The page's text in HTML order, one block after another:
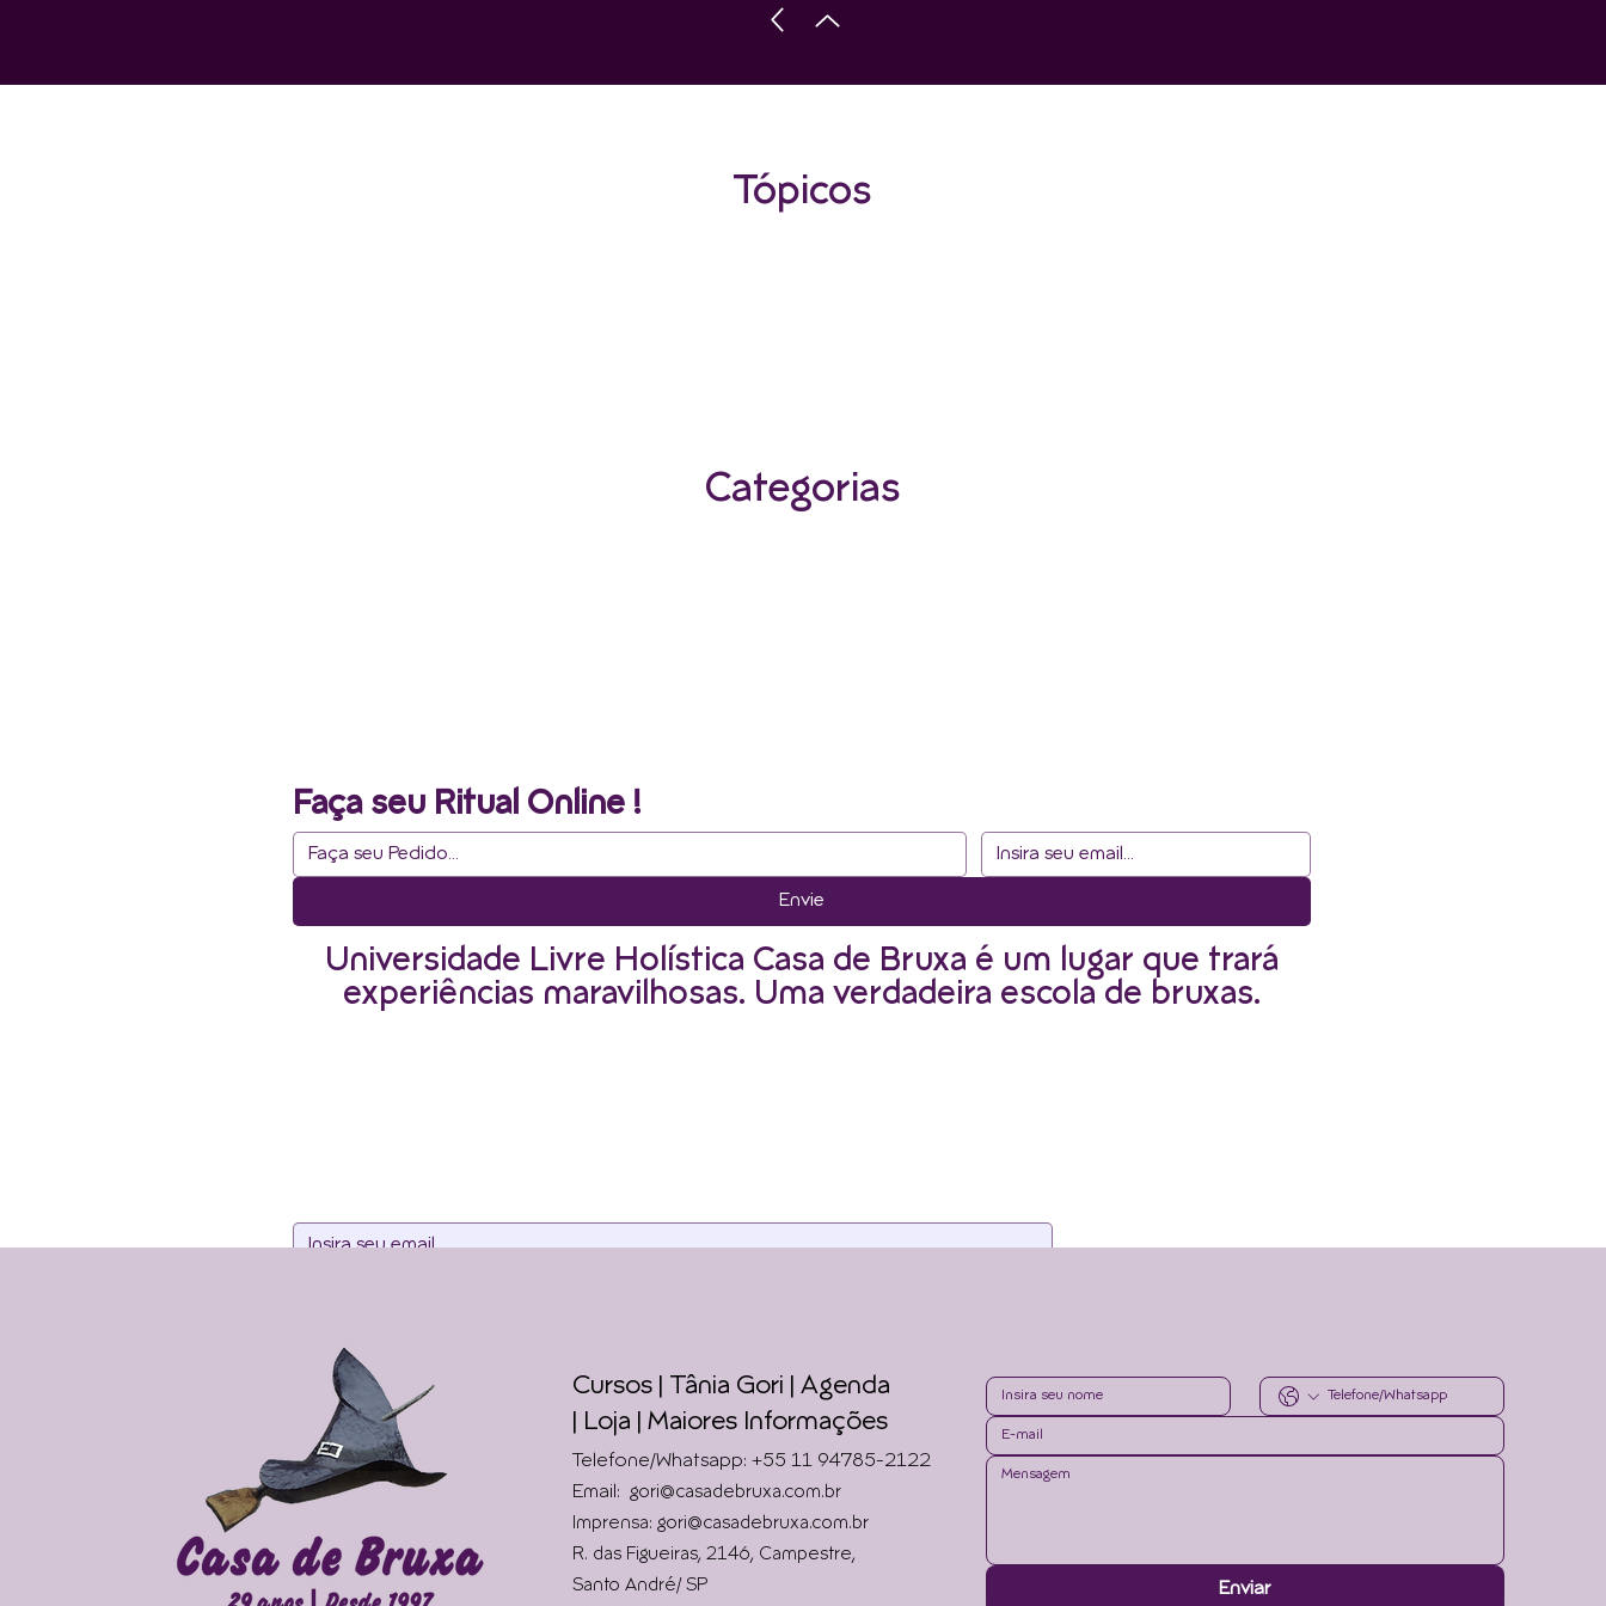
Tópicos
Categorias
Faça seu Ritual Online !
Envie
Universidade Livre Holística Casa de Bruxa é um lugar que trará
experiências maravilhosas. Uma verdadeira escola de bruxas.
Envie
Cursos | Tânia Gori | Agenda
Loja | Maiores Informações
Telefone/Whatsapp: +55 11 94785-2122
Email: gori@casadebruxa.com.br
Imprensa: gori@casadebruxa.com.br
R. das Figueiras, 2146, Campestre,
Santo André/ SP
Enviar